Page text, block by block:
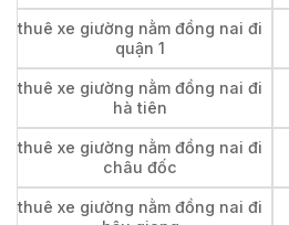
thuê xe giường nằm đồng nai đi
quận 1
thuê xe giường nằm đồng nai đi
hà tiên
thuê xe giường nằm đồng nai đi
châu đốc
thuê xe giường nằm đồng nai đi